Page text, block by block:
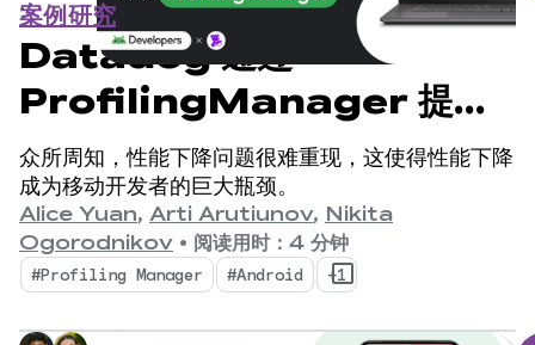
案例研究
Datadog 通过
ProfilingManager 提供
数百万条深入的性能分析结果
众所周知，性能下降问题很难重现，这使得性能下降
成为移动开发者的巨大瓶颈。
Alice Yuan, Arti Arutiunov, Nikita
Ogorodnikov • 阅读用时：4 分钟
#Profiling Manager #Android +1